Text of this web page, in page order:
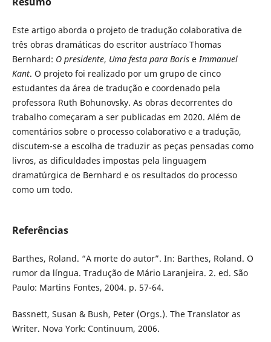
Este artigo aborda o projeto de tradução colaborativa de
três obras dramáticas do escritor austríaco Thomas
Bernhard: O presidente, Uma festa para Borise Immanuel
Kant. O projeto foi realizado por um grupo de cinco
estudantes da área de tradução e coordenado pela
professora Ruth Bohunovsky. As obras decorrentes do
trabalho começaram a ser publicadas em 2020. Além de
comentários sobre o processo colaborativo e a tradução,
discutem-se a escolha de traduzir as peças pensadas como
livros, as dificuldades impostas pela linguagem
dramatúrgica de Bernhard e os resultados do processo
como um todo.
Referências
Barthes, Roland. “A morte do autor”. In: Barthes, Roland. O
rumor da língua. Tradução de Mário Laranjeira. 2. ed. São
Paulo: Martins Fontes, 2004. p. 57-64.
Bassnett, Susan & Bush, Peter (Orgs.). The Translator as
Writer. Nova York: Continuum, 2006.